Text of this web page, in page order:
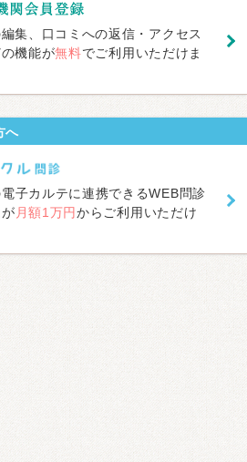
集、口コミへの返信・アクセス
機能が無料でご利用いただけま
へ
子カルテに連携できるWEB問診
月額1万円からご利用いただけ